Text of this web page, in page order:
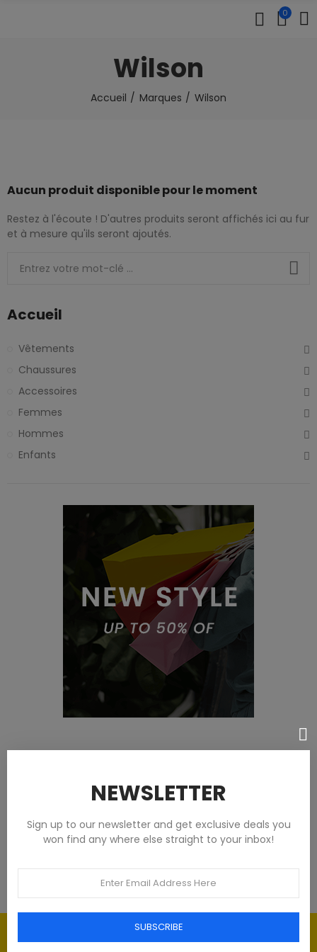
0
Wilson
Accueil Marques Wilson
Aucun produit disponible pour le moment
Restez à l'écoute ! D'autres produits seront affichés ici au fur
et à mesure qu'ils seront ajoutés.
Accueil
Vêtements
Chaussures
Accessoires
Femmes
Hommes
Enfants
Tommy Hilfiger Chemises - Homme -
93,00 €
Élégance intemporelle : l'art du
NEWSLETTER
Sign up to our newsletter and get exclusive deals you
won find any where else straight to your inbox!
SUBSCRIBE